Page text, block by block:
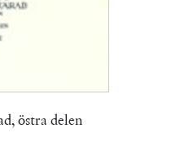
östra delen